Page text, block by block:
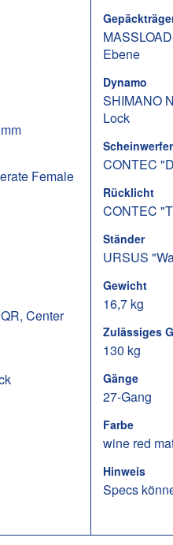
Female
Center
Ebene
Dynamo
SHIMANO
Lock
Scheinwerfer
CONTEC
Rücklicht
CONTEC
Ständer
URSUS
Gewicht
16,7 kg
Zulässiges
130 kg
Gänge
27-Gang
Farbe
wine red
Hinweis
Specs